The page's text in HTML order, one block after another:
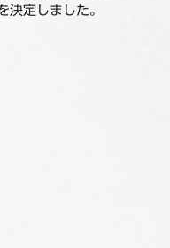
定しました。